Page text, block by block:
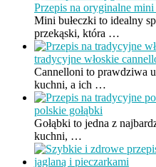
Przepis na oryginalne
Mini bułeczki to idealny
przekąski, która …
tradycyjne włoskie
Cannelloni to prawdziwa
kuchni, a ich …
polskie gołąbki
Gołąbki to jedna z
kuchni, …